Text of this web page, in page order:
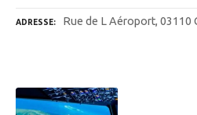
ADRESSE Rue de L Aéroport, 03110